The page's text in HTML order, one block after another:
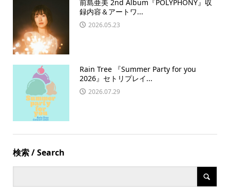
前島亜美 2nd Album『POLYPHONY』収
録内容＆アートワ...
2026.05.23
Rain Tree 『Summer Party for you
2026』セトリプレイ...
2026.07.29
検索 / Search